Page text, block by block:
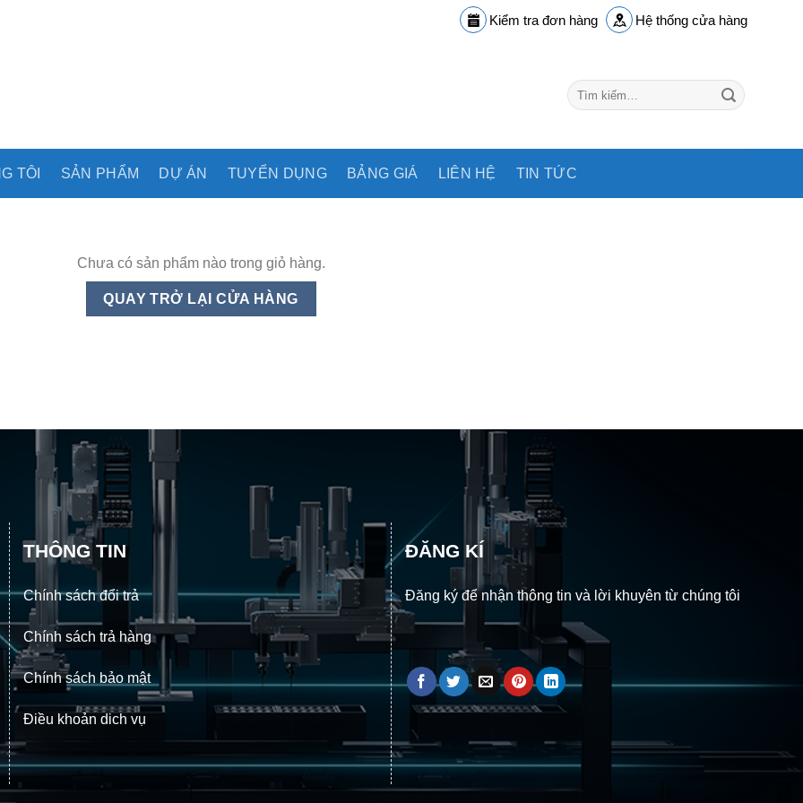
Kiểm tra đơn hàng Hệ thống cửa hàng
Tìm
kiếm:
TÔI SẢN PHẨM DỰ ÁN TUYỂN DỤNG BẢNG GIÁ LIÊN HỆ TIN TỨC
Chưa có sản phẩm nào trong giỏ hàng.
QUAY TRỞ LẠI CỬA HÀNG
THÔNG TIN
Chính sách đổi trả
Chính sách trả hàng
Chính sách bảo mật
Điều khoản dich vụ
ĐĂNG KÍ
Đăng ký để nhận thông tin và lời khuyên từ chúng tôi